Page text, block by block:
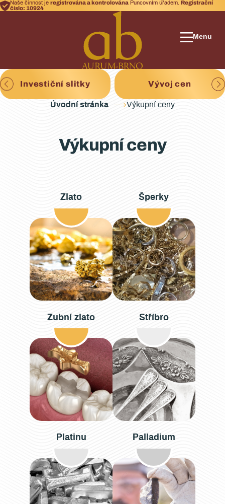
Naše činnost je registrována a kontrolována Puncovním úřadem. Registrační
číslo: 10924
Menu
Investiční slitky Vývoj cen
Úvodní stránka Výkupní ceny
Výkupní ceny
Zlato Šperky
Zubní zlato Stříbro
Platinu Palladium